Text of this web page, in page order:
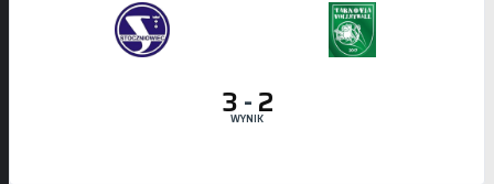
3-2
WYNIK